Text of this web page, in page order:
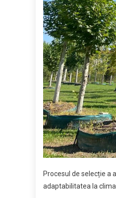
Procesul de selecție a
adaptabilitatea la